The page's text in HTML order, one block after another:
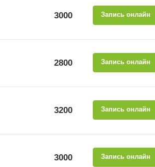
3000 Запись онлайн
2800 Запись онлайн
3200 Запись онлайн
3000 Запись онлайн